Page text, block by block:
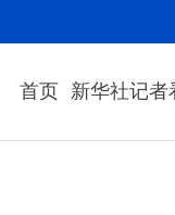
首页 新华社记者